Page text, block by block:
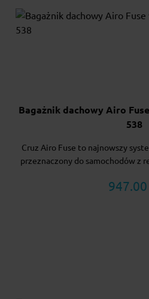
Bagażnik dachowy Airo
538
Cruz Airo Fuse to najnowszy
przeznaczony do samochodów z
947.00